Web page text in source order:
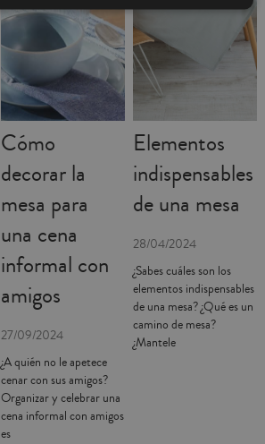
Cómo
decorar la
mesa para
una cena
informal con
amigos
27/09/2024
¿A quién no le apetece
cenar con sus amigos?
Organizar y celebrar una
cena informal con amigos
es
Elementos
indispensables
de una mesa
28/04/2024
¿Sabes cuáles son los
elementos indispensables
de una mesa? ¿Qué es un
camino de mesa?
¿Mantele